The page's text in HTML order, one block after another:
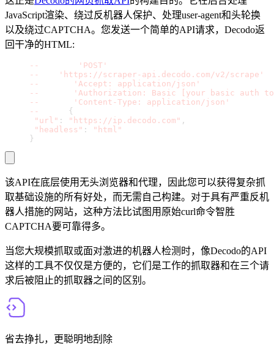
JavaScript渲染、绕过反机器人保护、处理user-agent和头轮换
以及绕过CAPTCHA。您发送一个简单的API请求，Decodo返
回干净的HTML:
- - 'POST'
- - 'https://scraper-api.decodo.com/v2/scrape'
- - 'Accept: application/json'
- -
'Authorization: Basic [your basic auth
- - 'Content-Type: application/json'
- -
{
"url" : "https://ip.decodo.com" ,
"headless" :
"html"
}
该API在底层使用无头浏览器和代理，因此您可以获得复杂抓
取基础设施的所有好处，而无需自己构建。对于具有严重反机
器人措施的网站，这种方法比试图用原始curl命令智胜
CAPTCHA要可靠得多。
当您大规模抓取或面对激进的机器人检测时，像Decodo的API
这样的工具不仅仅是方便的，它们是工作的抓取器和在三个请
求后被阻止的抓取器之间的区别。
省去挣扎，更聪明地刮除